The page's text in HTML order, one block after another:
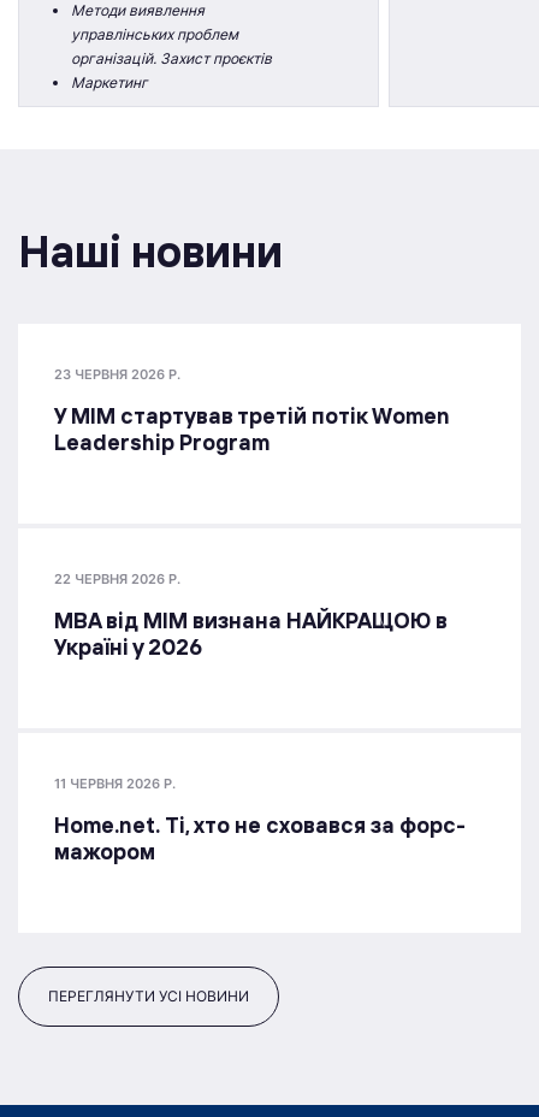
Методи виявлення
управлінських проблем
організацій. Захист проєктів
Маркетинг
Наші новини
23 ЧЕРВНЯ 2026 Р.
У МІМ стартував третій потік Women
Leadership Program
22 ЧЕРВНЯ 2026 Р.
MBA від МІМ визнана НАЙКРАЩОЮ в
Україні у 2026
11 ЧЕРВНЯ 2026 Р.
Home.net. Ті, хто не сховався за форс-
мажором
ПЕРЕГЛЯНУТИ УСІ НОВИНИ